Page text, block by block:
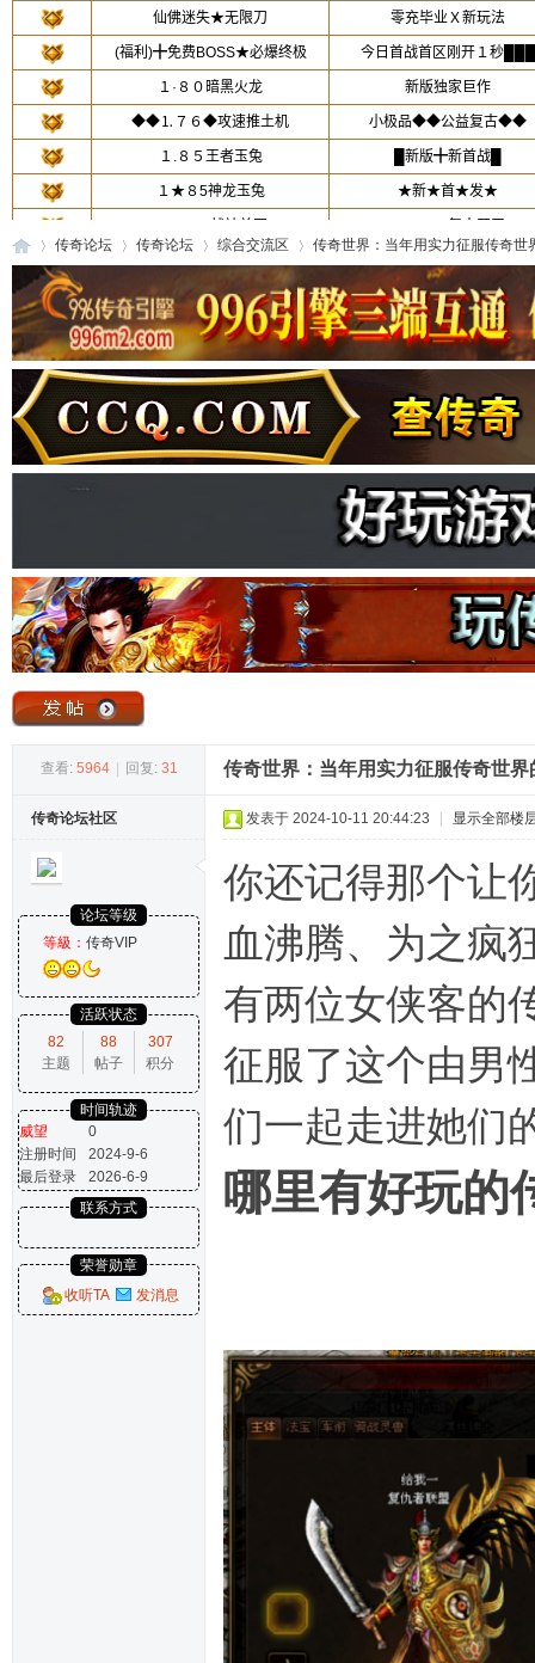
传
奇
坛
»
传奇论坛
›
传奇论坛 综合交流区
›
传奇世界：当年用实力征服传奇世
查看: 5964 回复: 31 传奇世界：当年用实力征服传奇世
传奇论坛社区
论坛等级
等級： 传奇VIP
活跃状态
82
主题
88
帖子
307
积分
时间轨迹
威望
0
注册时间
2024-9-6
最后登录
2026-6-9
联系方式
荣誉勋章
收听TA
发消息
发表于 2024-10-11 20:44:23 显示全部楼
你还记得那个让
血沸腾、为之疯
有两位女侠客的
征服了这个由男
们一起走进她们
哪里有好玩的